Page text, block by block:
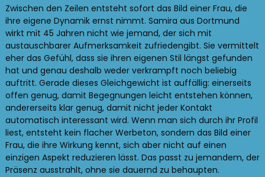
Zwischen den Zeilen entsteht sofort das Bild einer Frau, die
ihre eigene Dynamik ernst nimmt. Samira aus Dortmund
wirkt mit 45 Jahren nicht wie jemand, der sich mit
austauschbarer Aufmerksamkeit zufriedengibt. Sie vermittelt
eher das Gefühl, dass sie ihren eigenen Stil längst gefunden
hat und genau deshalb weder verkrampft noch beliebig
auftritt. Gerade dieses Gleichgewicht ist auffällig: einerseits
offen genug, damit Begegnungen leicht entstehen können,
andererseits klar genug, damit nicht jeder Kontakt
automatisch interessant wird. Wenn man sich durch ihr Profil
liest, entsteht kein flacher Werbeton, sondern das Bild einer
Frau, die ihre Wirkung kennt, sich aber nicht auf einen
einzigen Aspekt reduzieren lässt. Das passt zu jemandem, der
Präsenz ausstrahlt, ohne sie dauernd zu behaupten.